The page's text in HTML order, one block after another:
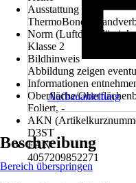
Ausstattung
ThermoBond -
Norm
Klasse 2
Bildhinweis
Abbildung zeigen
Informationen
Oberfläche/
Foliert, -
AKN
D3ST
EAN
4057209852271
Aufbauanleitung
Beschreibung
Bereich überspringen